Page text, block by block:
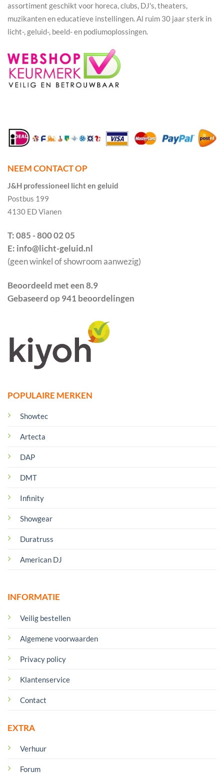
assortiment geschikt voor horeca, clubs, DJ's, theaters,
muzikanten en educatieve instellingen. Al ruim 30 jaar sterk in
licht-, geluid-, beeld- en podiumoplossingen.
POPULAIRE MERKEN
Showtec
Artecta
DAP
DMT
Infinity
Showgear
Duratruss
American DJ
INFORMATIE
Veilig bestellen
Algemene voorwaarden
Privacy policy
Klantenservice
Contact
EXTRA
Verhuur
Forum
NEEM CONTACT OP
J&H professioneel licht en geluid
Postbus 199
4130 ED Vianen
T: 085 - 800 02 05
E: info@licht-geluid.nl
(geen winkel of showroom aanwezig)
Beoordeeld met een 8.9
Gebaseerd op 941 beoordelingen